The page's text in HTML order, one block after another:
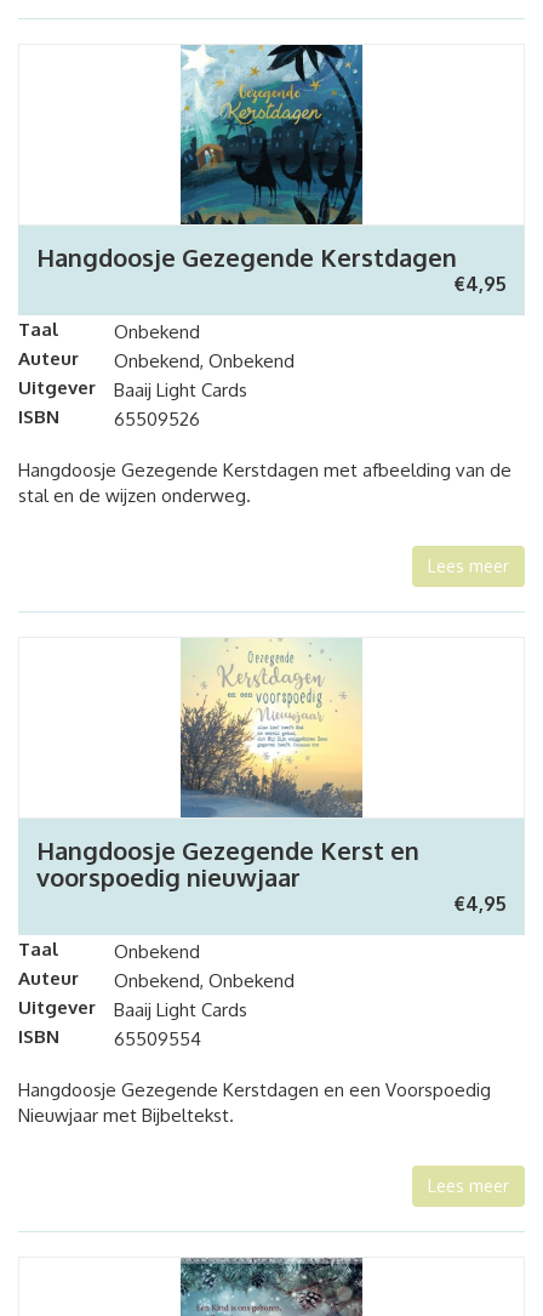
Hangdoosje Gezegende Kerstdagen
€4,95
Taal
Onbekend
Auteur
Onbekend, Onbekend
Uitgever
Baaij Light Cards
ISBN
65509526
Hangdoosje Gezegende Kerstdagen met afbeelding van de
stal en de wijzen onderweg.
Lees meer
Hangdoosje Gezegende Kerst en
voorspoedig nieuwjaar
€4,95
Taal
Onbekend
Auteur
Onbekend, Onbekend
Uitgever
Baaij Light Cards
ISBN
65509554
Hangdoosje Gezegende Kerstdagen en een Voorspoedig
Nieuwjaar met Bijbeltekst.
Lees meer